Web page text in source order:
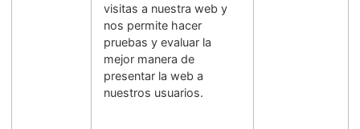
visitas a nuestra web y
nos permite hacer
pruebas y evaluar la
mejor manera de
presentar la web a
nuestros usuarios.